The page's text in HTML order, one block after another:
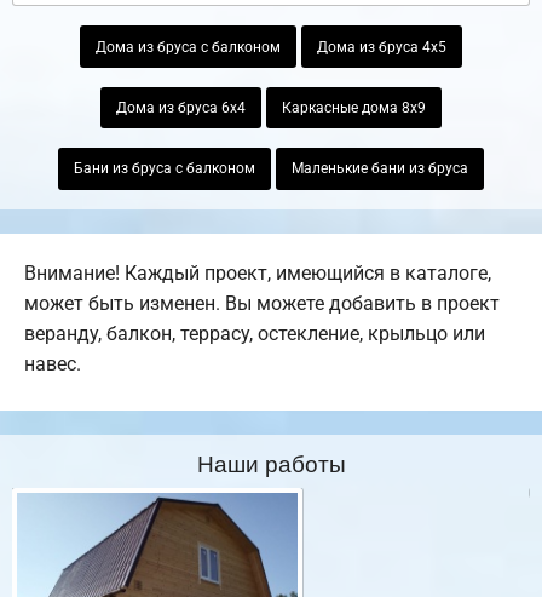
Дома из бруса с балконом Дома из бруса 4х5
Дома из бруса 6х4 Каркасные дома 8х9
Бани из бруса с балконом Маленькие бани из бруса
Внимание! Каждый проект, имеющийся в каталоге,
может быть изменен. Вы можете добавить в проект
веранду, балкон, террасу, остекление, крыльцо или
навес.
Наши работы